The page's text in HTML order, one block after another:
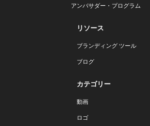
アンバサダー・プログラム
リソース
ブランディング ツール
ブログ
カテゴリー
動画
ロゴ